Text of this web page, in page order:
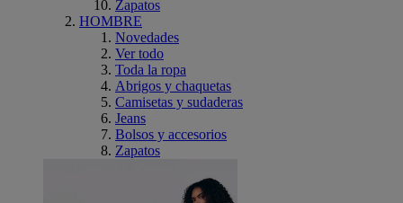
Zapatos
HOMBRE
Novedades
Ver todo
Toda la ropa
Abrigos y chaquetas
Camisetas y sudaderas
Jeans
Bolsos y accesorios
Zapatos